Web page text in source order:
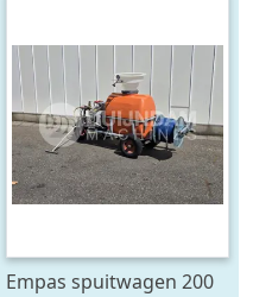
Empas spuitwagen 200